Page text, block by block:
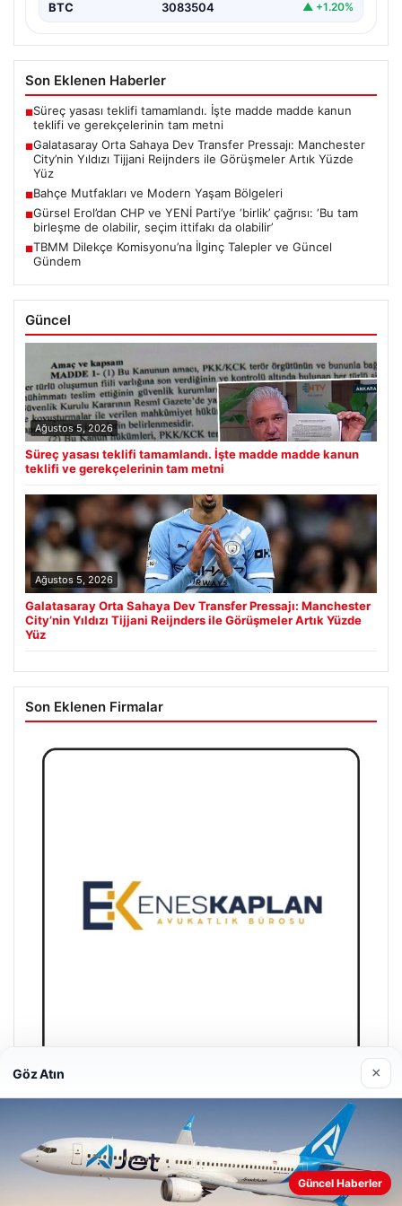
BTC 3083504 ▲ +1.20%
Son Eklenen Haberler
■Süreç yasası teklifi tamamlandı. İşte madde madde kanun
teklifi ve gerekçelerinin tam metni
■Galatasaray Orta Sahaya Dev Transfer Pressajı: Manchester
City’nin Yıldızı Tijjani Reijnders ile Görüşmeler Artık Yüzde
Yüz
■Bahçe Mutfakları ve Modern Yaşam Bölgeleri
■Gürsel Erol’dan CHP ve YENİ Parti’ye ‘birlik’ çağrısı: ‘Bu tam
birleşme de olabilir, seçim ittifakı da olabilir’
■TBMM Dilekçe Komisyonu’na İlginç Talepler ve Güncel
Gündem
Güncel
Ağustos 5, 2026
Süreç yasası teklifi tamamlandı. İşte madde madde kanun
teklifi ve gerekçelerinin tam metni
Ağustos 5, 2026
Galatasaray Orta Sahaya Dev Transfer Pressajı: Manchester
City’nin Yıldızı Tijjani Reijnders ile Görüşmeler Artık Yüzde
Yüz
Son Eklenen Firmalar
Enes Kaplan Avukatlık Bürosu
Web sitemizi nasıl kullandığınızı daha iyi anlayabilmek,
Göz Atın ×
Güncel Haberler